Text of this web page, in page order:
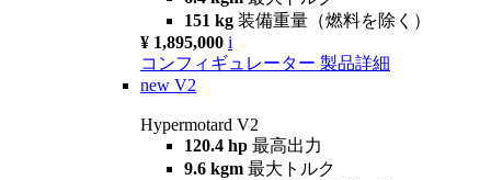
151 kg 装備重量（燃料を除く）
¥ 1,895,000 i
コンフィギュレーター 製品詳細
new V2
Hypermotard V2
120.4 hp 最高出力
9.6 kgm 最大トルク